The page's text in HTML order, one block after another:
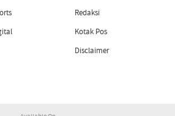
Redaksi
Kotak Pos
Disclaimer